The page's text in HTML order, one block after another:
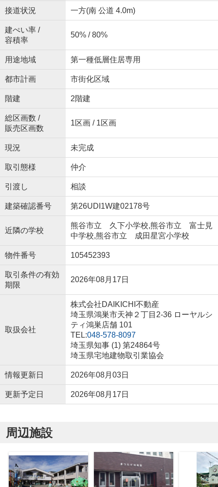
接道状況 一方(南 公道 4.0m)
建ぺい率 /
容積率
50% / 80%
用途地域 第一種低層住居専用
都市計画 市街化区域
階建 2階建
総区画数 /
販売区画数
1区画 / 1区画
現況 未完成
取引態様 仲介
引渡し 相談
建築確認番号 第26UDI1W建02178号
近隣の学校
熊谷市立 久下小学校,熊谷市立 富士見
中学校,熊谷市立 成田星宮小学校
物件番号 105452393
取引条件の有効
期限
2026年08月17日
取扱会社
株式会社DAIKICHI不動産
埼玉県鴻巣市天神２丁目2-36 ローヤルシ
ティ鴻巣店舗 101
TEL:048-578-8097
埼玉県知事 (1) 第24864号
埼玉県宅地建物取引業協会
情報更新日 2026年08月03日
更新予定日 2026年08月17日
周辺施設